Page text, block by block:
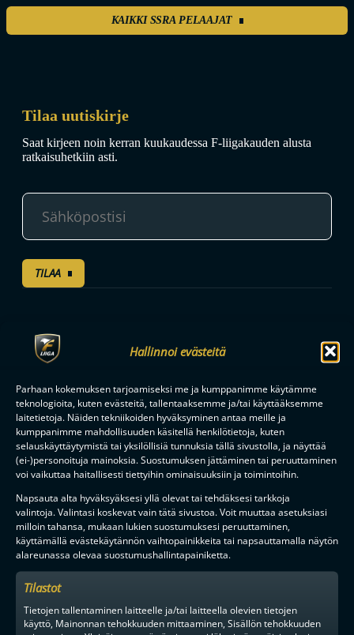
Hallinnoi evästeitä
Parhaan kokemuksen tarjoamiseksi me ja kumppanimme käytämme
teknologioita, kuten evästeitä, tallentaaksemme ja/tai käyttääksemme
laitetietoja. Näiden tekniikoiden hyväksyminen antaa meille ja
kumppanimme mahdollisuuden käsitellä henkilötietoja, kuten
selauskäyttäytymistä tai yksilöllisiä tunnuksia tällä sivustolla, ja näyttää
(ei-)personoituja mainoksia. Suostumuksen jättäminen tai peruuttaminen
voi vaikuttaa haitallisesti tiettyihin ominaisuuksiin ja toimintoihin.
Napsauta alta hyväksyäksesi yllä olevat tai tehdäksesi tarkkoja
valintoja. Valintasi koskevat vain tätä sivustoa. Voit muuttaa asetuksiasi
milloin tahansa, mukaan lukien suostumuksesi peruuttaminen,
käyttämällä evästekäytännön vaihtopainikkeita tai napsauttamalla näytön
alareunassa olevaa suostumushallintapainiketta.
Tilastot
Tietojen tallentaminen laitteelle ja/tai laitteella olevien tietojen
käyttö, Mainonnan tehokkuuden mittaaminen, Sisällön tehokkuuden
KAIKKI SSRA PELAAJAT
Tilaa uutiskirje
Saat kirjeen noin kerran kuukaudessa F-liigakauden alusta
ratkaisuhetkiin asti.
TILAA